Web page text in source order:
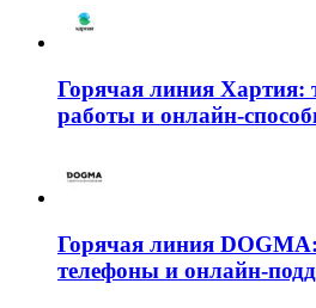
Горячая линия Хартия:
работы и онлайн-
Горячая линия
телефоны и онлайн-